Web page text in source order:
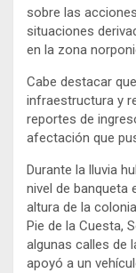
sobre las
situaciones
en la zona
Cabe destacar
infraestructura y
reportes de
afectación que
Durante la lluvia
nivel de banqueta
altura de la
Pie de la Cuesta,
algunas calles de
apoyó a un